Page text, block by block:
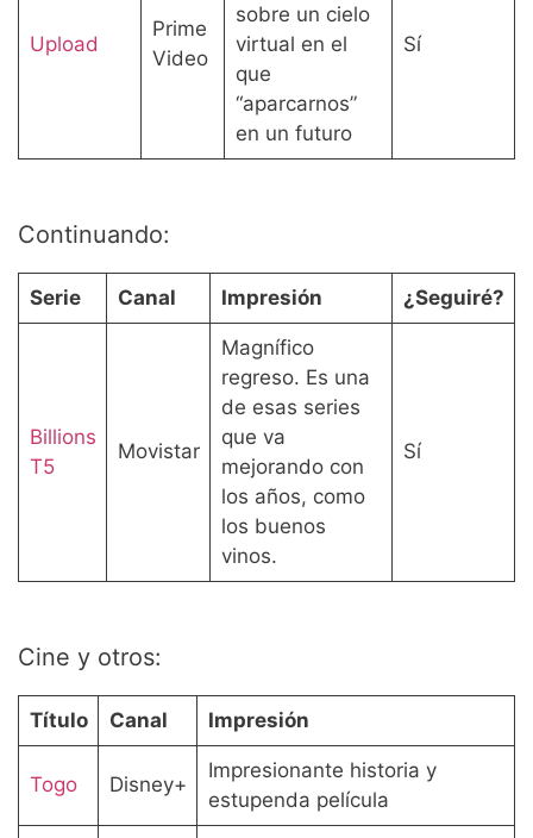
Upload
Prime
Video
sobre un cielo
virtual en el
que
“aparcarnos”
en un futuro
Sí
Continuando:
Serie Canal Impresión ¿Seguiré?
Billions
T5
Movistar
Magnífico
regreso. Es una
de esas series
que va
mejorando con
los años, como
los buenos
vinos.
Sí
Cine y otros:
Título Canal Impresión
Togo Disney+
Impresionante historia y
estupenda película